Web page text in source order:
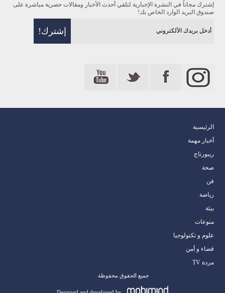
إشترك مجاناً في النشرة الإخبارية لتلقي أحدث الأخبار ومقالات حصرية مباشرة على
صندوق البريد الوارد الخاص بك!
الرئيسية
أخبار مهمة
ريبورتاج
صحة
فن
رياضة
بيئة
منوعات
علوم و تكنولوجيا
قضاء و أمن
مردة TV
جميع الحقوق محفوظة